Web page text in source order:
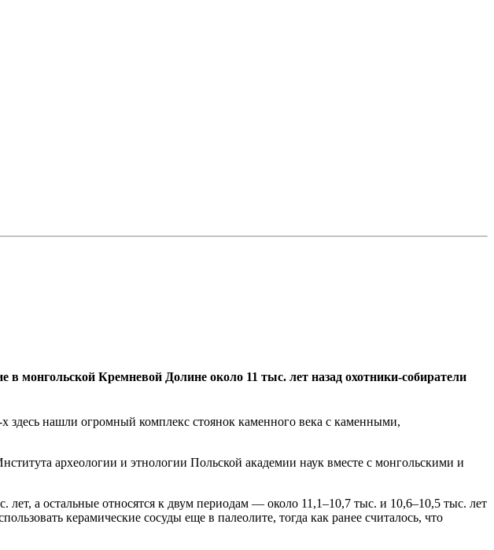
монгольской Кремневой Долине около 11 тыс. лет назад охотники-собиратели
нашли огромный комплекс стоянок каменного века с каменными,
археологии и этнологии Польской академии наук вместе с монгольскими и
лет, а остальные относятся к двум периодам — около 11,1–10,7 тыс. и 10,6–10,5 тыс. лет
керамические сосуды еще в палеолите, тогда как ранее считалось, что